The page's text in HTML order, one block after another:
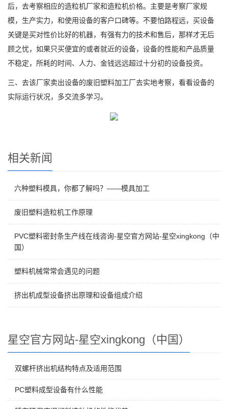
后，去考察相应的造粒机厂家和造粒机价格。主要是考察厂家规
模，生产实力，和使用设备的客户口碑等。不要怕路程远，买设备
关键是买对性价比好的机器，有强有力的技术和售后，那样才无后
顾之忧，如果只买便宜的或者就近的设备，设备的性能和产品质量
不稳定，所耗的时间、人力、金钱远远超过十分初的设备投资。
三、去该厂家卖出设备的废旧塑料加工厂去实地考察，看看设备的
实际运行状况，多交流多学习。
相关新闻
六种塑料模具，你都了解吗？——模具加工
废旧塑料造粒机工作原理
PVC塑料密封条生产线在线咨询-星空官方网站-星空xingkong（中
国）
塑料机械常常会遇见的问题
挤出机成型设备挤出原理和设备组成介绍
星空官方网站-星空xingkong（中国）
双螺杆挤出机结构特点及适用范围
PC塑料成型设备有什么性能